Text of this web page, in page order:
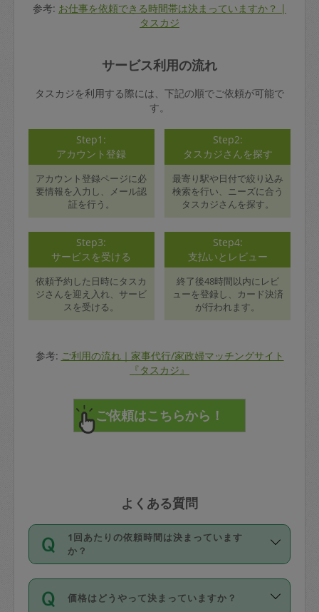
参考: お仕事を依頼できる時間帯は決まっていますか？ |
タスカジ
サービス利用の流れ
タスカジを利用する際には、下記の順でご依頼が可能で
す。
Step1:
アカウント登録
アカウント登録ページに必
要情報を入力し、メール認
証を行う。
Step2:
タスカジさんを探す
最寄り駅や日付で絞り込み
検索を行い、ニーズに合う
タスカジさんを探す。
Step3:
サービスを受ける
依頼予約した日時にタスカ
ジさんを迎え入れ、サービ
スを受ける。
Step4:
支払いとレビュー
終了後48時間以内にレビ
ューを登録し、カード決済
が行われます。
参考: ご利用の流れ｜家事代行/家政婦マッチングサイト
『タスカジ』
よくある質問
1回あたりの依頼時間は決まっています
か？
依頼1回につき3時間固定です。3時間を
超えて依頼したい場合は、延長機能をご
価格はどうやって決まっていますか？